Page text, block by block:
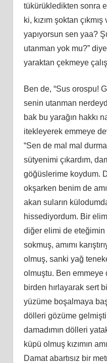
tükürükledikten sonra
ki, kızım şoktan
yapıyorsun sen yaa?
utanman yok mu?”
yaraktan çekmeye
Ben de, “Sus orospu!
senin utanman
bak bu yarağın hakkı
itekleyerek emmeye
“Sen de mal mal
sütyenimi çıkardım,
göğüslerime koydum.
okşarken benim de
akan suların
hissediyordum. Bir
diğer elimi de eteğimin
sokmuş, amımı
olmuş, sanki yağ
olmuştu. Ben emmeye
birden hırlayarak sert
yüzüme boşalmaya
dölleri gözüme
damadımın dölleri
küpü olmuş kızımın
Damat abartısız bir